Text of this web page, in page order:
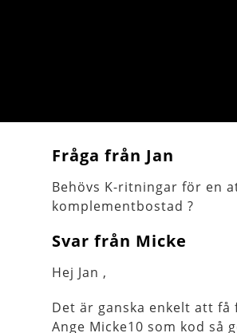
Fråga från Jan
Behövs K-ritningar för en
komplementbostad ?
Svar från Micke
Hej Jan ,
Det är ganska enkelt att
Ange Micke10 som kod så